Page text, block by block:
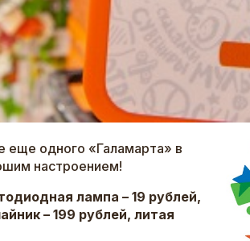
еще одного «Галамарта» в
настроением!
лампа – 19 рублей,
– 199 рублей, литая